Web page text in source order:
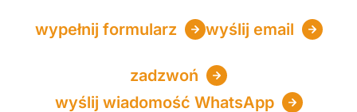
wypełnij formularz wyślij email
zadzwoń
wyślij wiadomość WhatsApp